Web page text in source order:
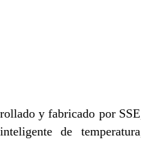
y fabricado por
de